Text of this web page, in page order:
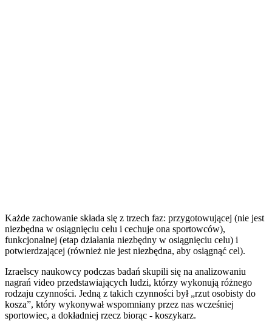
Każde zachowanie składa się z trzech faz: przygotowującej (nie jest
niezbędna w osiągnięciu celu i cechuje ona sportowców),
funkcjonalnej (etap działania niezbędny w osiągnięciu celu) i
potwierdzającej (również nie jest niezbędna, aby osiągnąć cel).
Izraelscy naukowcy podczas badań skupili się na analizowaniu
nagrań video przedstawiających ludzi, którzy wykonują różnego
rodzaju czynności. Jedną z takich czynności był „rzut osobisty do
kosza”, który wykonywał wspomniany przez nas wcześniej
sportowiec, a dokładniej rzecz biorąc - koszykarz.